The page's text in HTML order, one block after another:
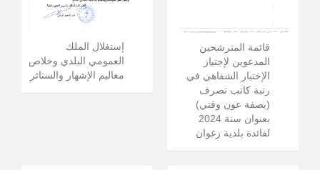
إستغلال الملك
العمومي البلدي وخلاص
معاليم الإشهار والستائر
قائمة المترشحين
المدعوين لإجتياز
الإختبار الشفاهي في
رتبة كاتب تصرف
(بصفة عون وقتي)
بعنوان سنة 2024
لفائدة بلدية زغوان